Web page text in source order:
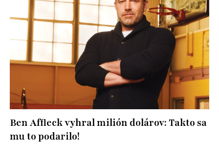
Ben Affleck vyhral milión dolárov: Takto sa
mu to podarilo!